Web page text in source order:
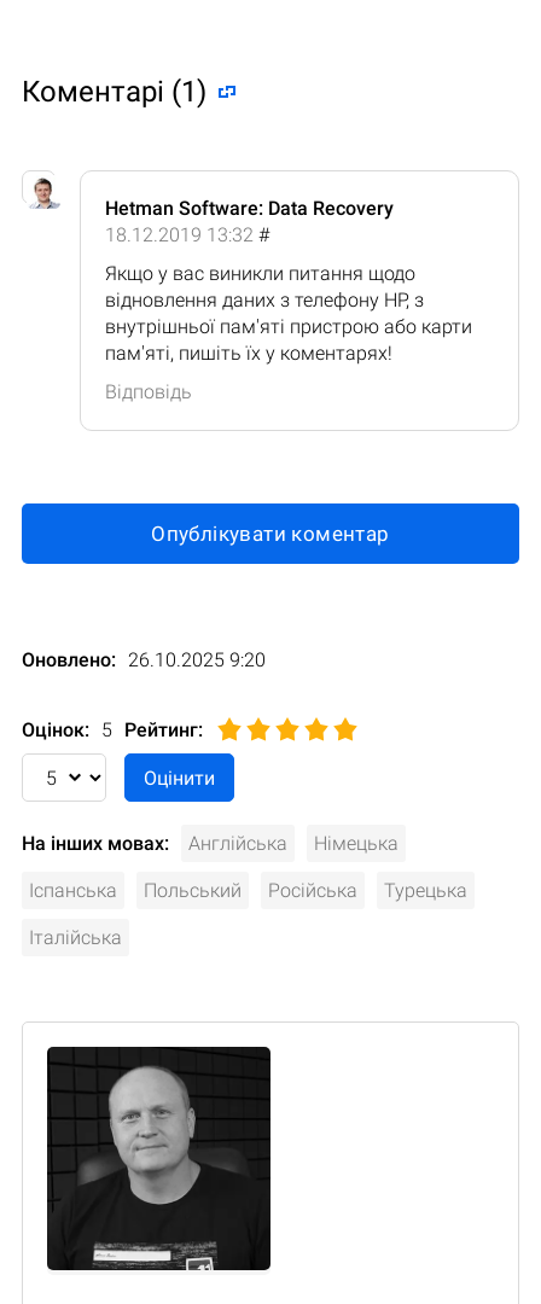
Коментарі (1)
Hetman Software: Data Recovery
18.12.2019 13:32 #
Якщо у вас виникли питання щодо
відновлення даних з телефону HP, з
внутрішньої пам'яті пристрою або карти
пам'яті, пишіть їх у коментарях!
Відповідь
Опублікувати коментар
Оновлено: 26.10.2025 9:20
Оцінок: 5 Рейтинг:
На інших мовах: Англійська Німецька
Іспанська Польський Російська Турецька
Італійська